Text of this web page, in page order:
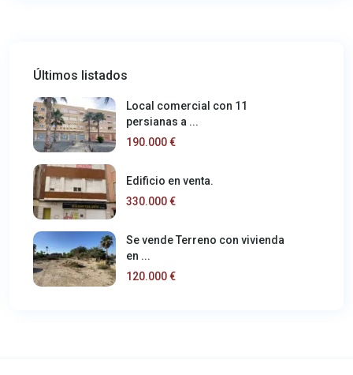
Últimos listados
Local comercial con 11
persianas a ...
190.000 €
Edificio en venta.
330.000 €
Se vende Terreno con vivienda
en ...
120.000 €